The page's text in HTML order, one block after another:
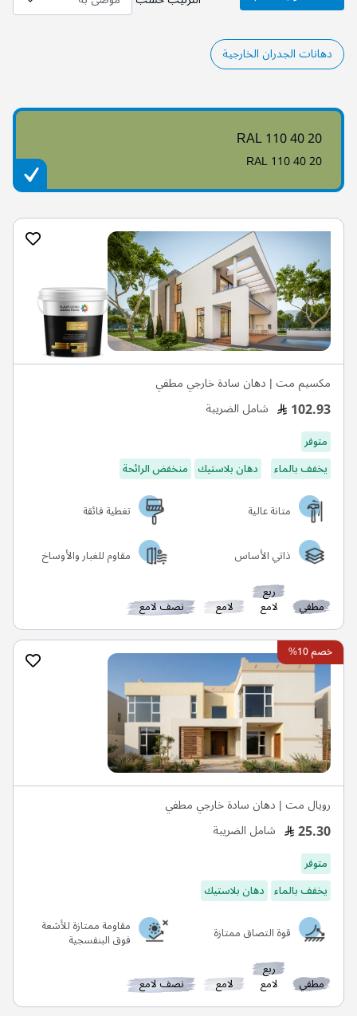
دهانات الجدران الخارجية
RAL 110 40 20
RAL 110 40 20
مكسيم مت | دهان سادة خارجي مطفي
102.93 شامل الضريبة
متوفر
يخفف بالماء
دهان بلاستيك منخفض الرائحة
متانة عالية
تغطية فائقة
ذاتي الأساس
مقاوم للغبار والأوساخ
مطفي
ربع
لامع لامع نصف لامع
خصم 10%
رويال مت | دهان سادة خارجي مطفي
25.30 شامل الضريبة
متوفر
يخفف بالماء دهان بلاستيك
قوة التصاق ممتازة
مقاومة ممتازة للأشعة
فوق البنفسجية
مطفي
ربع
لامع لامع نصف لامع